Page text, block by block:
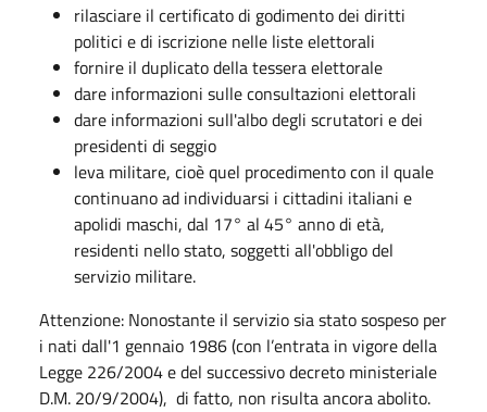
rilasciare il certificato di godimento dei diritti
politici e di iscrizione nelle liste elettorali
fornire il duplicato della tessera elettorale
dare informazioni sulle consultazioni elettorali
dare informazioni sull'albo degli scrutatori e dei
presidenti di seggio
leva militare, cioè quel procedimento con il quale
continuano ad individuarsi i cittadini italiani e
apolidi maschi, dal 17° al 45° anno di età,
residenti nello stato, soggetti all'obbligo del
servizio militare.
Attenzione: Nonostante il servizio sia stato sospeso per
i nati dall'1 gennaio 1986 (con l’entrata in vigore della
Legge 226/2004 e del successivo decreto ministeriale
D.M. 20/9/2004), di fatto, non risulta ancora abolito.